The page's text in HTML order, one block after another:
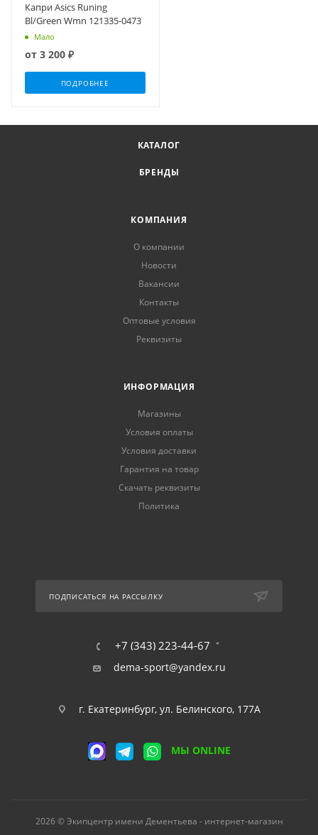
Капри Asics Runing
Bl/Green Wmn 121335-0473
Мало
от 3 200 ₽
ПОДРОБНЕЕ
КАТАЛОГ
БРЕНДЫ
КОМПАНИЯ
О компании
Новости
Вакансии
Контакты
Оптовые условия
Реквизиты
ИНФОРМАЦИЯ
Магазины
Условия оплаты
Условия доставки
Гарантия на товар
Скачать реквизиты
Политика
ПОДПИСАТЬСЯ НА РАССЫЛКУ
+7 (343) 223-44-67
dema-sport@yandex.ru
г. Екатеринбург, ул. Белинского, 177А
МЫ ONLINE
2026 © Экипцентр имени Дементьева - интернет-магазин